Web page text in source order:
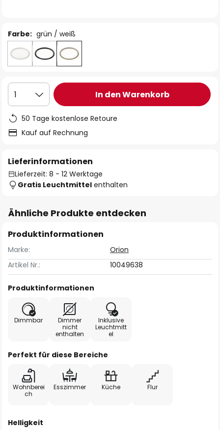
Farbe: grün / weiß
1 In den Warenkorb
50 Tage kostenlose Retoure
Kauf auf Rechnung
Lieferinformationen
Lieferzeit: 8 - 12 Werktage
Gratis Leuchtmittel enthalten
Ähnliche Produkte entdecken
Produktinformationen
Marke:
Orion
Artikel Nr.:
10049638
Produktinformationen
Dimmbar
Dimmer
nicht
enthalten
Inklusive
Leuchtmitt
el
Perfekt für diese Bereiche
Wohnberei
ch
Esszimmer Küche Flur
Helligkeit